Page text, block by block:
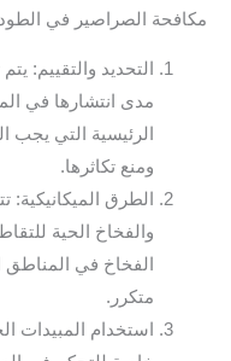
مكافحة الصراصير في
التحديد والتقييم:
مدى انتشارها في
الرئيسية التي يجب
ومنع تكاثرها.
الطرق
والفخاخ الحية
الفخاخ في
متكرر.
استخدام المبيدات